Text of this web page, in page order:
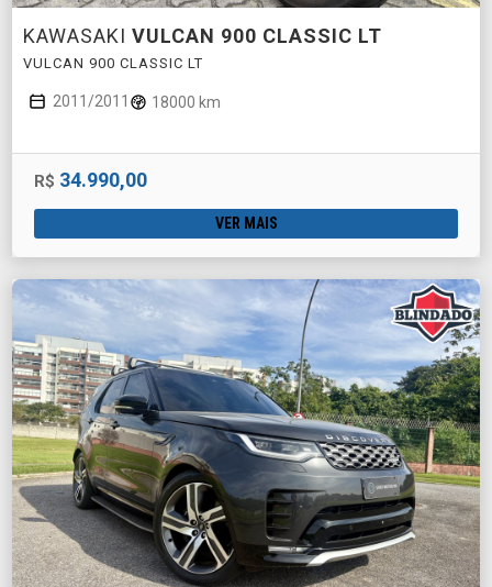
KAWASAKI VULCAN 900 CLASSIC LT
VULCAN 900 CLASSIC LT
2011/2011 18000 km
R$ 34.990,00
VER MAIS